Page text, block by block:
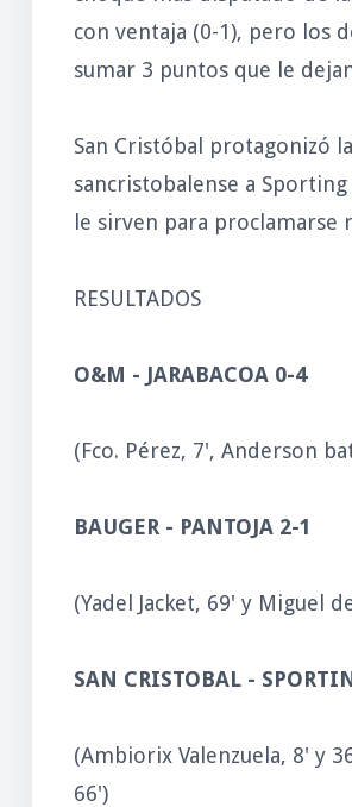
con ventaja (0-1), pero los
sumar 3 puntos que le
San Cristóbal protagonizó
sancristobalense a
le sirven para proclamarse
RESULTADOS
O&M - JARABACOA 0-4
(Fco. Pérez, 7', Anderson
BAUGER - PANTOJA 2-1
(Yadel Jacket, 69' y Miguel
SAN CRISTOBAL -
(Ambiorix Valenzuela, 8' y
66')